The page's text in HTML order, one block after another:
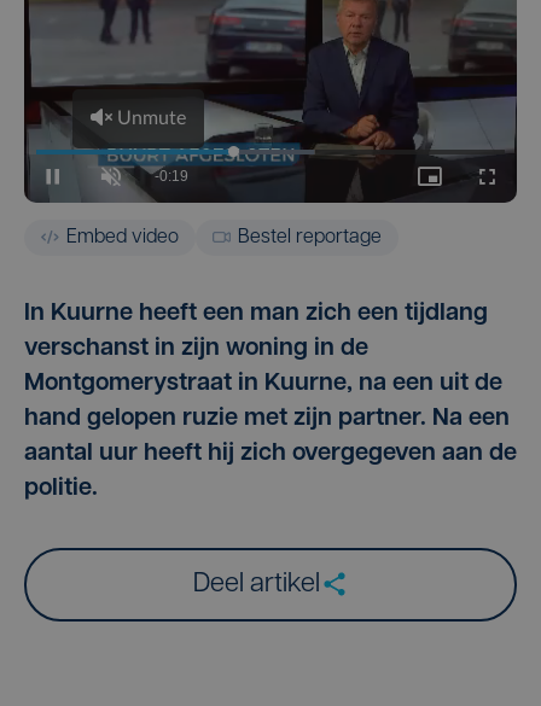
Embed video Bestel reportage
In Kuurne heeft een man zich een tijdlang
verschanst in zijn woning in de
Montgomerystraat in Kuurne, na een uit de
hand gelopen ruzie met zijn partner. Na een
aantal uur heeft hij zich overgegeven aan de
politie.
Deel artikel